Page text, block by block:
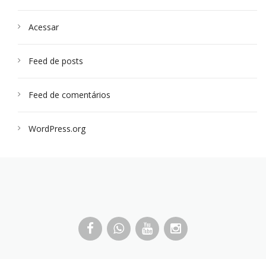
Acessar
Feed de posts
Feed de comentários
WordPress.org